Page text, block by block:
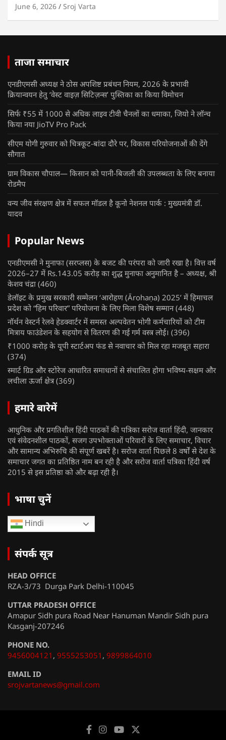
June 6, 2026 Sroj Varta
ताजा समाचार
एनडीएमसी अध्यक्ष ने ठोस अपशिष्ट प्रबंधन नियम, 2026 के प्रभावी
क्रियान्वयन हेतु ‘वेस्ट वाइज़ सिटिज़न्स’ पुस्तिका का किया विमोचन
सिर्फ ₹55 में 1000 से अधिक लाइव टीवी चैनलों का धमाका, जियो ने लॉन्च
किया नया JioTV Pro Pack
सीएम योगी गुरुवार को चित्रकूट-बांदा दौरे पर, विकास परियोजनाओं की देंगे
सौगात
ग्राम विकास चौपाल— किसान को पानी-बिजली की उपलब्धता के लिए बनाया
रोडमैप
वन्य जीव संरक्षण क्षेत्र में सफल मॉडल है कूनो नेशनल पार्क : मुख्यमंत्री डॉ.
यादव
Popular News
एनडीएमसी ने मुनाफा (सरप्लस) के बजट की परंपरा को जारी रखा है। वित्त वर्ष
2026–27 में Rs.143.05 करोड़ का शुद्ध मुनाफा अनुमानित है – अध्यक्ष, श्री
केशव चंद्रा (460)
डेलॉइट के प्रमुख सरकारी सम्मेलन ‘आरोहण (Ārohaṇa) 2025’ में हिमाचल
प्रदेश को “हिम परिवार” परियोजना के लिए मिला विशेष सम्मान (448)
नॉर्थन वेस्टर्न रेलवे हेडक्वार्टर में समस्त अल्पवेतन भोगी कर्मचारियों को टीम
मित्राय फाउंडेशन के सहयोग से वितरण की गई गर्म वस्त्र लोई। (396)
₹1000 करोड़ के यूपी स्टार्टअप फंड से नवाचार को मिल रहा मजबूत सहारा
(374)
स्मार्ट ग्रिड और स्टोरेज आधारित समाधानों से संचालित होगा भविष्य-सक्षम और
लचीला ऊर्जा क्षेत्र (369)
हमारे बारेमें
आधुनिक और प्रगतिशील हिंदी पाठकों की पत्रिका सरोज वार्ता हिंदी, जानकार
एवं संवेदनशील पाठकों, सजग उपभोक्ताओं परिवारों के लिए समाचार, विचार
और सामान्य अभिरुचि की संपूर्ण खबरें है। सरोज वार्ता पिछले 8 वर्षों से देश के
समाचार जगत का प्रतिष्ठित नाम बन रही है और सरोज वार्ता पत्रिका हिंदी वर्ष
2015 से इस प्रतिष्ठा को और बढ़ा रही है।
भाषा चुनें
Hindi
संपर्क सूत्र
HEAD OFFICE
RZA-3/73 Durga Park Delhi-110045
UTTAR PRADESH OFFICE
Amapur Sidh pura Road Near Hanuman Mandir Sidh pura
Kasganj-207246
PHONE NO.
9456004121 , 9555253051 , 9899864010
EMAIL ID
srojvartanews@gmail.com